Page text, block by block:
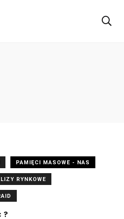
PAMIĘCI MASOWE - NAS
RYNKOWE
?